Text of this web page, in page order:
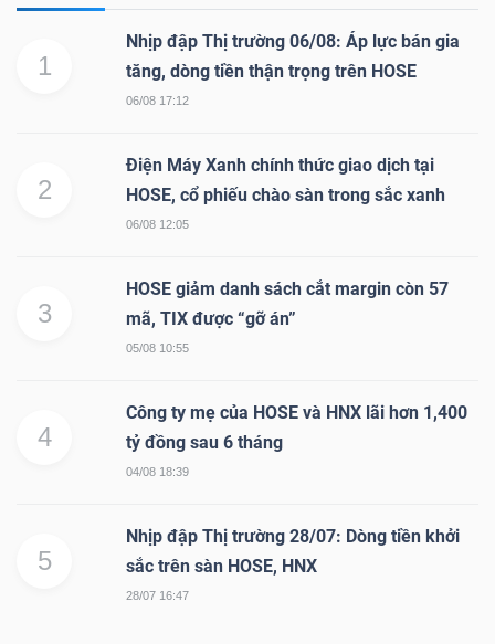
1
Nhịp đập Thị trường 06/08: Áp lực bán gia
tăng, dòng tiền thận trọng trên HOSE
06/08 17:12
2
Điện Máy Xanh chính thức giao dịch tại
HOSE, cổ phiếu chào sàn trong sắc xanh
06/08 12:05
3
HOSE giảm danh sách cắt margin còn 57
mã, TIX được “gỡ án”
05/08 10:55
4
Công ty mẹ của HOSE và HNX lãi hơn 1,400
tỷ đồng sau 6 tháng
04/08 18:39
5
Nhịp đập Thị trường 28/07: Dòng tiền khởi
sắc trên sàn HOSE, HNX
28/07 16:47
TIỆN
BẤT
Mã
Tất cả Cổ phiếu Chỉ số
(-)